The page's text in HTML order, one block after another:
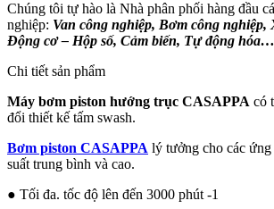
Chúng tôi tự hào là Nhà phân phối hàng đầu
nghiệp: Van công nghiệp, Bơm công
Động cơ – Hộp số, Cảm biến, Tự động hóa…
Chi tiết sản phẩm
Máy bơm piston hướng trục CASAPPA có
đổi thiết kế tấm swash.
Bơm piston CASAPPA lý tưởng cho các
suất trung bình và cao.
● Tối đa. tốc độ lên đến 3000 phút -1